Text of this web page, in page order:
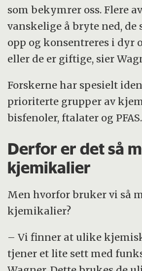
som bekymrer oss. Flere
vanskelige å bryte ned, de
opp og konsentreres i dyr
eller de er giftige, sier
Forskerne har spesielt
prioriterte grupper av
bisfenoler, ftalater og PFAS.
Derfor er det så
kjemikalier
Men hvorfor bruker vi så
kjemikalier?
– Vi finner at ulike
tjener et lite sett med